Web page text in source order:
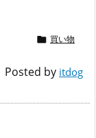
 買い物
Posted by itdog